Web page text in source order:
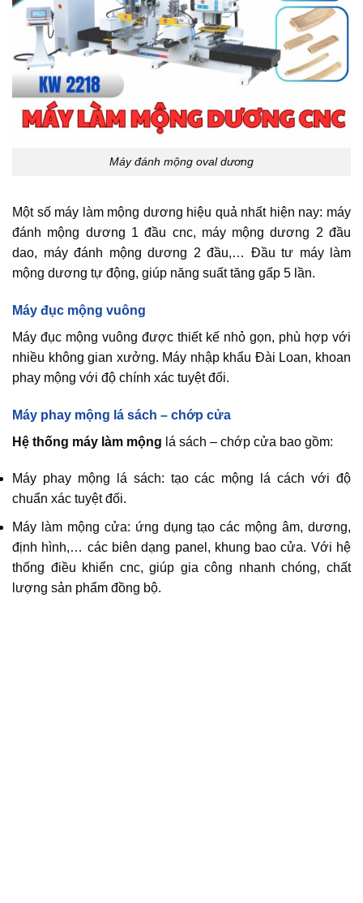
Máy đánh mộng oval dương
Một số máy làm mộng dương hiệu quả nhất hiện nay: máy
đánh mộng dương 1 đầu cnc, máy mộng dương 2 đầu
dao, máy đánh mộng dương 2 đầu,… Đầu tư máy làm
mộng dương tự động, giúp năng suất tăng gấp 5 lần.
Máy đục mộng vuông
Máy đục mộng vuông được thiết kế nhỏ gọn, phù hợp với
nhiều không gian xưởng. Máy nhập khẩu Đài Loan, khoan
phay mộng với độ chính xác tuyệt đối.
Máy phay mộng lá sách – chớp cửa
Hệ thống máy làm mộng lá sách – chớp cửa bao gồm:
Máy phay mộng lá sách: tạo các mộng lá cách với độ
chuẩn xác tuyệt đối.
Máy làm mộng cửa: ứng dụng tạo các mộng âm, dương,
định hình,… các biên dạng panel, khung bao cửa. Với hệ
thống điều khiển cnc, giúp gia công nhanh chóng, chất
lượng sản phẩm đồng bộ.